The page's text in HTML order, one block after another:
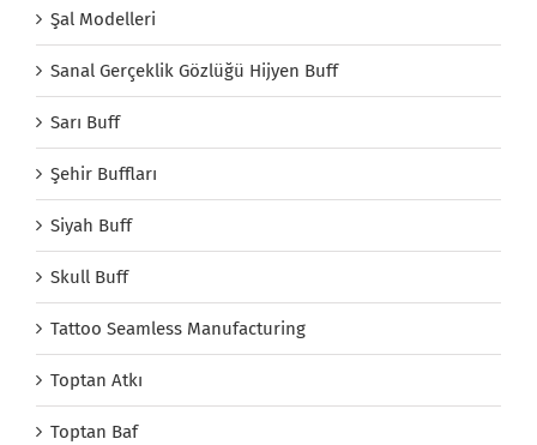
Şal Modelleri
Sanal Gerçeklik Gözlüğü Hijyen Buff
Sarı Buff
Şehir Buffları
Siyah Buff
Skull Buff
Tattoo Seamless Manufacturing
Toptan Atkı
Toptan Baf